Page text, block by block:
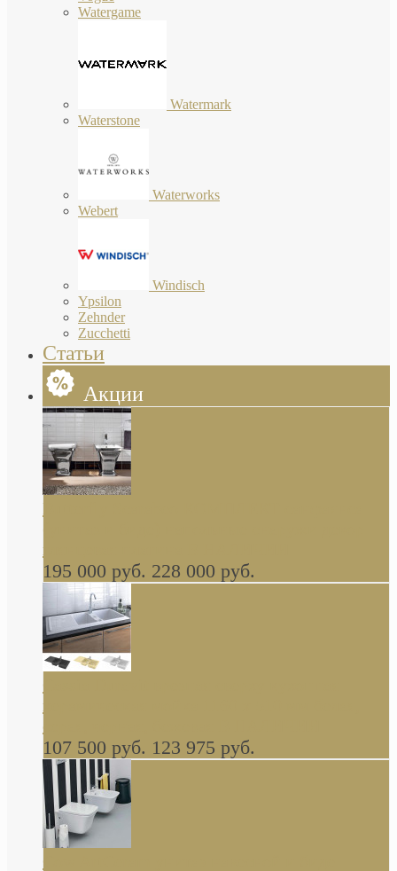
Watergame
Watermark
Waterstone
Waterworks
Webert
Windisch
Ypsilon
Zehnder
Zucchetti
Статьи
Акции
Butterfly Scarabeo КОМПЛЕКТ санфаянса
глянцевая платина В НАЛИЧИИ
195 000 руб. 228 000 руб.
керамическая мойка 1160 x 510 мм белая,
серая, черная, бежевая В НАЛИЧИИ
107 500 руб. 123 975 руб.